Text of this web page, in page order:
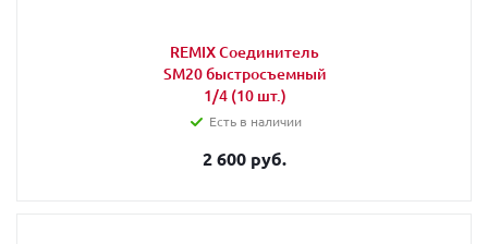
REMIX Соединитель
SM20 быстросъемный
1/4 (10 шт.)
Есть в наличии
2 600 руб.